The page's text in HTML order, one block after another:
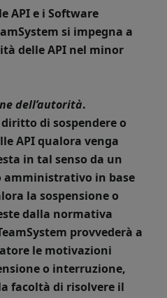
API e i Software
si impegna a
delle API nel minor
dell’autorità.
di sospendere o
API qualora venga
in tal senso da un
amministrativo in base
la sospensione o
dalla normativa
provvederà a
le motivazioni
o interruzione,
facoltà di risolvere il